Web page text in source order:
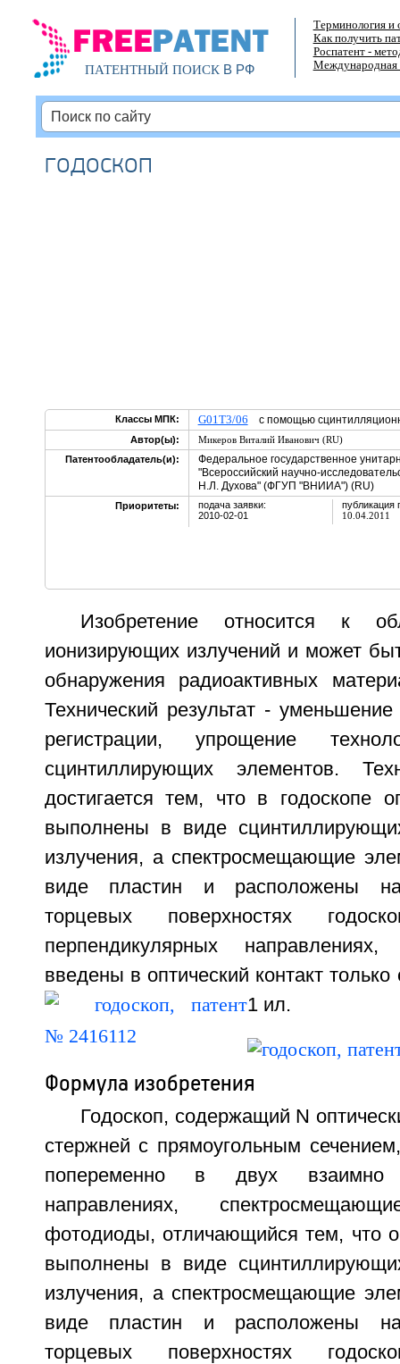
ПАТЕНТНЫЙ ПОИСКВ РФ
Терминология и
Как получить
Роспатент -
Международная
годоскоп
Классы МПК: G01T3/06 с помощью
Автор(ы):
Микеров Виталий Иванович (RU)
Патентообладатель(и):
Федеральное государственное
"Всероссийский научно-
Н.Л. Духова" (ФГУП "ВНИИА") (RU)
Приоритеты:
подача заявки:
2010-02-01
публикация
10.04.2011
Изобретение относится к
ионизирующих излучений и может
обнаружения радиоактивных
Технический результат -
регистрации, упрощение
сцинтиллирующих элементов.
достигается тем, что в годоскопе
выполнены в виде
излучения, а спектросмещающие
виде пластин и расположены на
торцевых поверхностях
перпендикулярных
введены в оптический контакт
1 ил.
Формула изобретения
Годоскоп, содержащий N
стержней с прямоугольным
попеременно в двух взаимно
направлениях,
фотодиоды, отличающийся тем, что
выполнены в виде
излучения, а спектросмещающие
виде пластин и расположены на
торцевых поверхностях